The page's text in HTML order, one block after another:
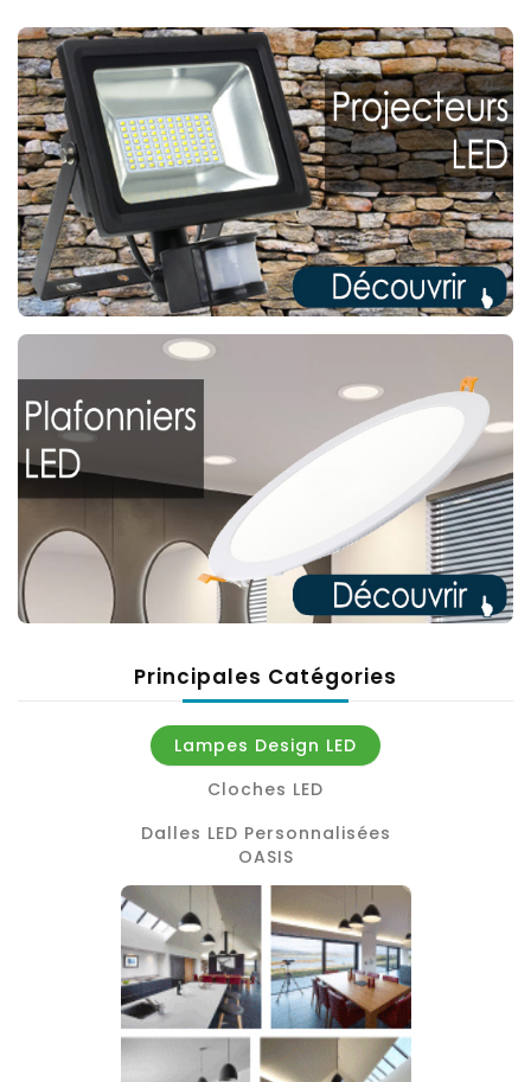
Principales Catégories
Lampes Design LED
Cloches LED
Dalles LED Personnalisées
OASIS